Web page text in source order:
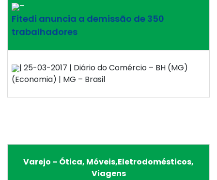
–
Fitedi anuncia a demissão de 350
trabalhadores
| 25-03-2017 | Diário do Comércio – BH (MG)
(Economia) | MG – Brasil
Varejo – Ótica, Móveis,Eletrodomésticos,
Viagens